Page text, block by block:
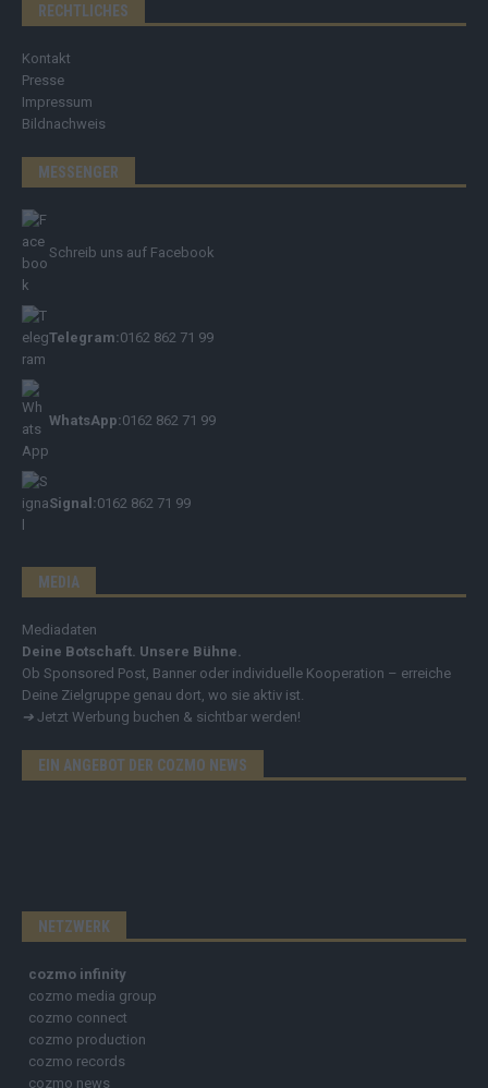
RECHTLICHES
Kontakt
Presse
Impressum
Bildnachweis
MESSENGER
Schreib uns auf Facebook
Telegram:0162 862 71 99
WhatsApp:0162 862 71 99
Signal:0162 862 71 99
MEDIA
Mediadaten
Deine Botschaft. Unsere Bühne.
Ob Sponsored Post, Banner oder individuelle Kooperation – erreiche
Deine Zielgruppe genau dort, wo sie aktiv ist.
➔ Jetzt Werbung buchen & sichtbar werden!
EIN ANGEBOT DER COZMO NEWS
NETZWERK
cozmo infinity
cozmo media group
cozmo connect
cozmo production
cozmo records
cozmo news